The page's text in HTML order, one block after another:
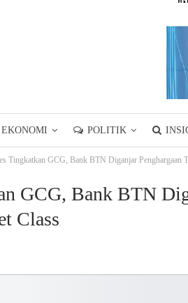
EKONOMI POLITIK
Tingkatkan GCG, Bank BTN Diganjar Penghargaan
GCG, Bank BTN
Class